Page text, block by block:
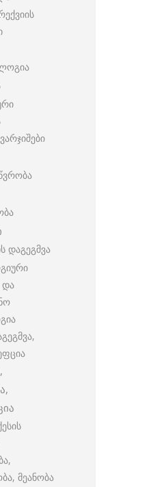
დაგეგმვა
და
მეანობა